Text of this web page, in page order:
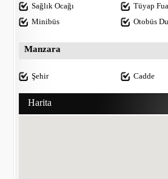
Sağlık Ocağı
Tüyap
Minibüs
Otobüs
Manzara
Şehir Cadde
Harita